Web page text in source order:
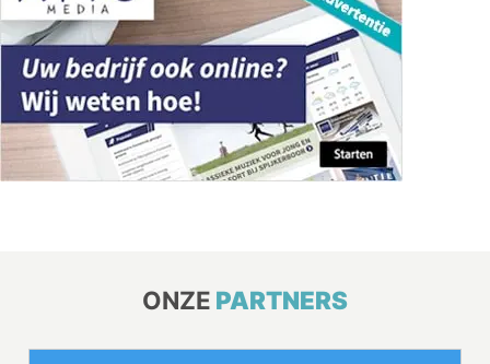
ONZE PARTNERS